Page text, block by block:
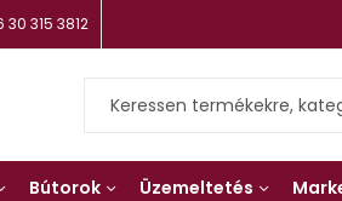
30 315 3812
Bútorok Üzemeltetés